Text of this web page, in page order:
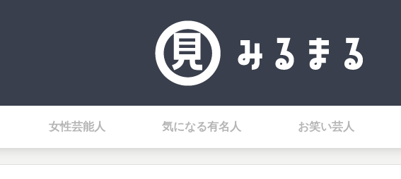
女性芸能人 気になる有名人 お笑い芸人